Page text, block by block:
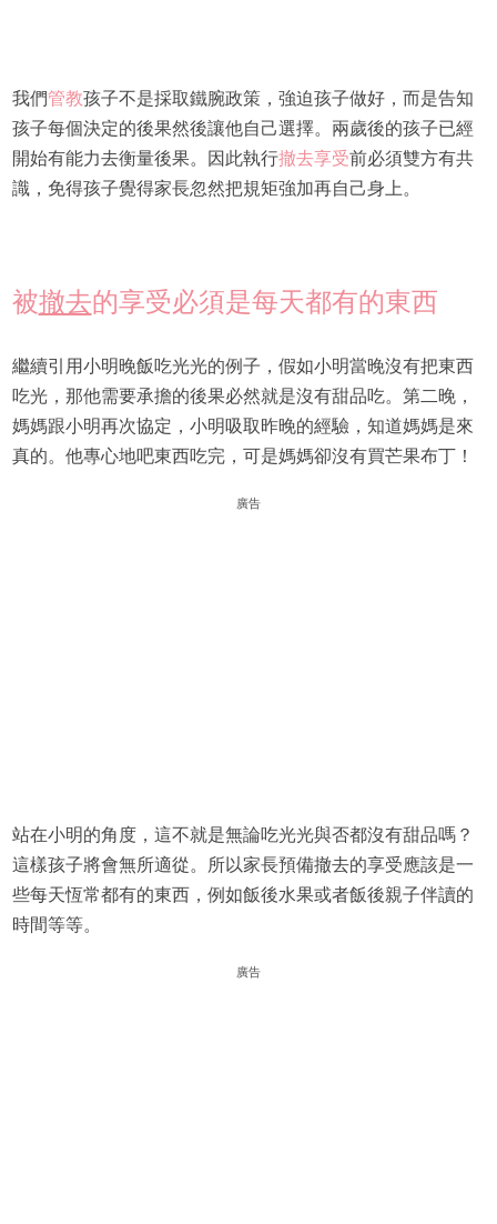
我們管教孩子不是採取鐵腕政策，強迫孩子做好，而是告知
孩子每個決定的後果然後讓他自己選擇。兩歲後的孩子已經
開始有能力去衡量後果。因此執行撤去享受前必須雙方有共
識，免得孩子覺得家長忽然把規矩強加再自己身上。
被撤去的享受必須是每天都有的東西
繼續引用小明晚飯吃光光的例子，假如小明當晚沒有把東西
吃光，那他需要承擔的後果必然就是沒有甜品吃。第二晚，
媽媽跟小明再次協定，小明吸取昨晚的經驗，知道媽媽是來
真的。他專心地吧東西吃完，可是媽媽卻沒有買芒果布丁！
廣告
站在小明的角度，這不就是無論吃光光與否都沒有甜品嗎？
這樣孩子將會無所適從。所以家長預備撤去的享受應該是一
些每天恆常都有的東西，例如飯後水果或者飯後親子伴讀的
時間等等。
廣告